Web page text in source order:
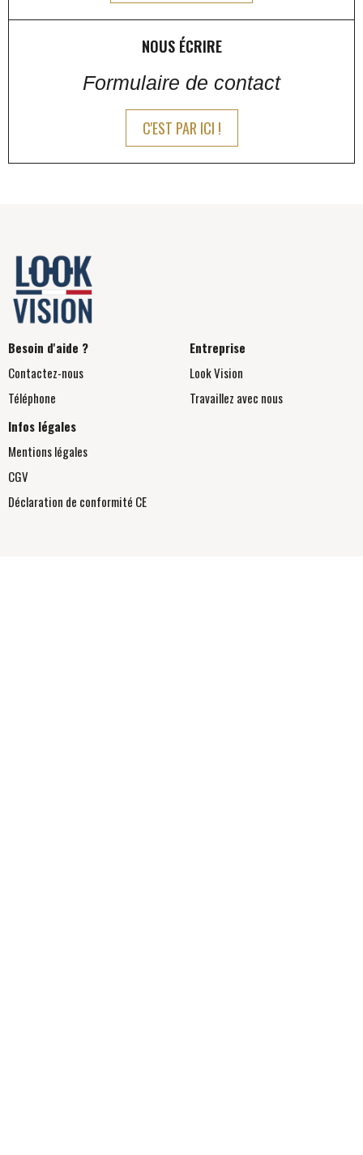
NOUS ÉCRIRE
Formulaire de contact
C'EST PAR ICI !
Besoin d'aide ?
Contactez-nous
Téléphone
Entreprise
Look Vision
Travaillez avec nous
Infos légales
Mentions légales
CGV
Déclaration de conformité CE